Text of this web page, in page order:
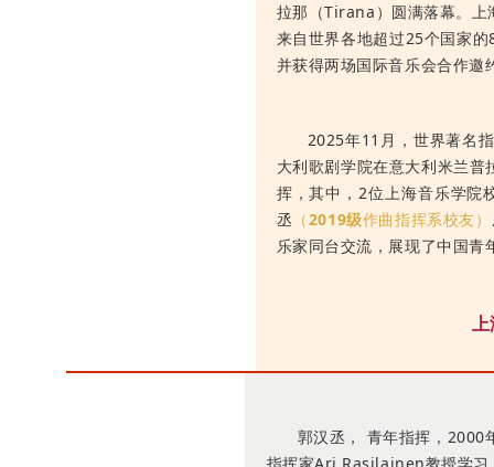
拉那（Tirana）圆满落幕。上
来自世界各地超过25个国家
并获得两场国际音乐会合作邀
2025年11月，世界著名
大利歌剧学院在意大利米兰
挥，其中，2位上海音乐学
丞 （2019级作曲指挥系校友）
乐家同台交流，展现了中国
郭汉丞， 青年指挥，2000